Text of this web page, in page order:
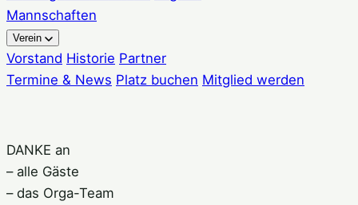
Mannschaften
Verein
Vorstand Historie Partner
Termine & News Platz buchen Mitglied werden
DANKE an
– alle Gäste
– das Orga-Team